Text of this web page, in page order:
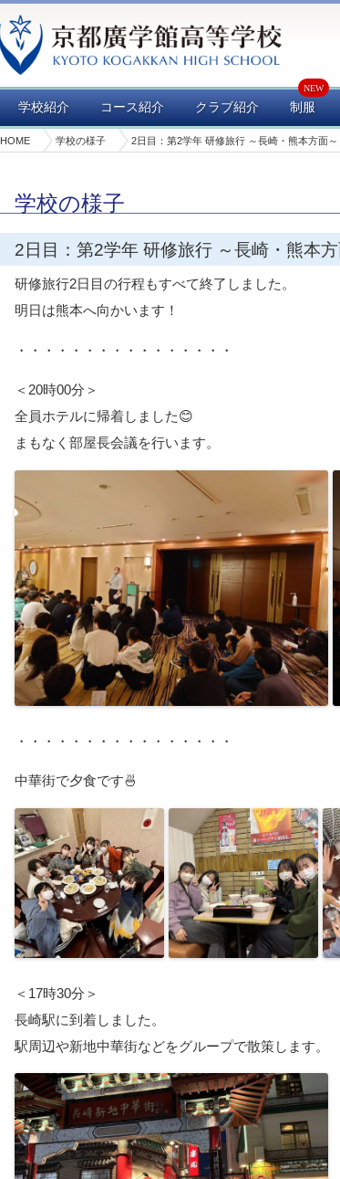
学校紹介 コース紹介 クラブ紹介 制服
HOME 学校の様子 2日目：第2学年 研修旅行 ～長崎・熊本方面～
学校の様子
2日目：第2学年 研修旅行 ～長崎・熊本方
研修旅行2日目の行程もすべて終了しました。
明日は熊本へ向かいます！
・・・・・・・・・・・・・・・・
＜20時00分＞
全員ホテルに帰着しました😊
まもなく部屋長会議を行います。
・・・・・・・・・・・・・・・・
中華街で夕食です🍜
＜17時30分＞
長崎駅に到着しました。
駅周辺や新地中華街などをグループで散策します。